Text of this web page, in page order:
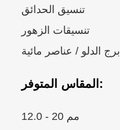
تنسيق الحدائق
تنسيقات الزهور
برج الدلو / عناصر مائية
المقاس المتوفر:
12.0 - 20 مم